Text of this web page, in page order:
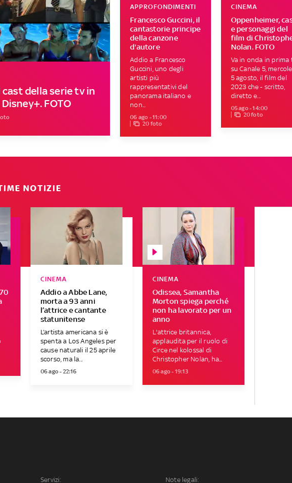
cast della serie tv in
FOTO
Francesco Guccini, il
cantastorie principe
della canzone
d'autore
APPROFONDIMENTI
Addio a Francesco
Guccini, uno degli
artisti più
rappresentativi del
panorama italiano e
non...
06 ago - 11:00
20 foto
Oppenheimer,
e personaggi del
film di
Nolan. FOTO
CINEMA
Va in onda in prima
su Canale 5,
5 agosto, il film del
2023 che - scritto,
diretto e...
05 ago - 14:00
20 foto
NOTIZIE
Addio a Abbe Lane,
morta a 93 anni
l’attrice e cantante
statunitense
CINEMA
L’artista americana si è
spenta a Los Angeles per
cause naturali il 25 aprile
scorso, ma la...
06 ago - 22:16
Odissea, Samantha
Morton spiega perché
non ha lavorato per un
anno
CINEMA
L'attrice britannica,
applaudita per il ruolo di
Circe nel kolossal di
Christopher Nolan, ha...
06 ago - 19:13
Servizi: Note legali: